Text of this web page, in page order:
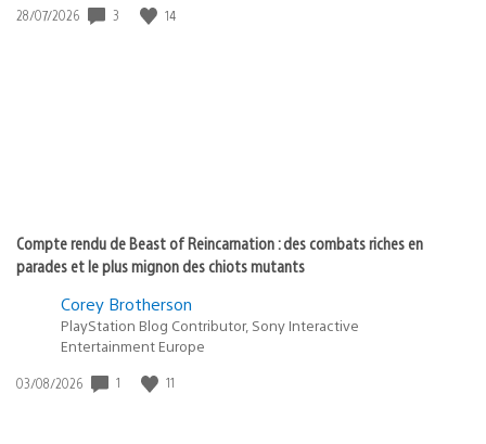
Date
28/07/2026 3 14
Compte rendu de Beast of Reincarnation : des combats riches en
parades et le plus mignon des chiots mutants
Corey Brotherson
PlayStation Blog Contributor, Sony Interactive
Entertainment Europe
Date
03/08/2026 1 11